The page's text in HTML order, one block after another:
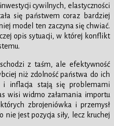
cywilnych, elastyczności
się państwem coraz bardziej
model ten zaczyna się chwiać.
opis sytuacji, w której konflikt
z taśm, ale efektywność
niż zdolność państwa do ich
inflacja stają się problemami
wisi widmo załamania importu
zbrojeniówka i przemysł
nie jest pozycja siły, lecz kruchej